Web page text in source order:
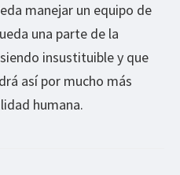
manejar un equipo de
una parte de la
insustituible y que
así por mucho más
humana.